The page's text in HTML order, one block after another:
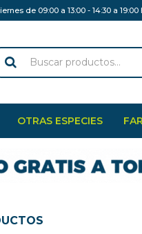
OTRAS ESPECIES
de 09:00 a 13:00 - 14:30 a